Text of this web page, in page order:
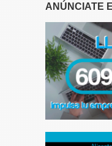
ANÚNCIATE